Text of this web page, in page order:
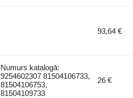
93,64 €
Numurs katalogā:
9254602307 81504106733,
81504106753,
81504109733
26 €